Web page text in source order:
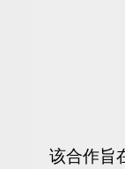
该合作旨